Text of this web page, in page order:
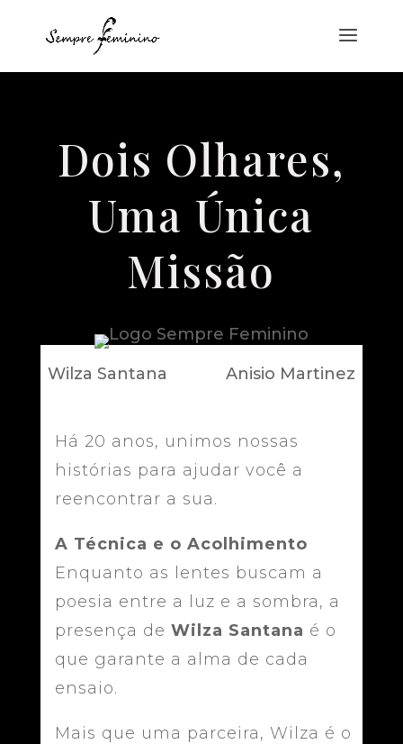
Dois Olhares,
Uma Única
Missão
Wilza Santana Anisio Martinez
Há 20 anos, unimos nossas
histórias para ajudar você a
reencontrar a sua.
A Técnica e o Acolhimento
Enquanto as lentes buscam a
poesia entre a luz e a sombra, a
presença de Wilza Santana é o
que garante a alma de cada
ensaio.
Mais que uma parceira, Wilza é o